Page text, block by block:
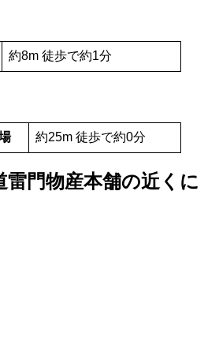
約8m 徒歩で約1分
約25m 徒歩で約0分
雷門物産本舗の近くに